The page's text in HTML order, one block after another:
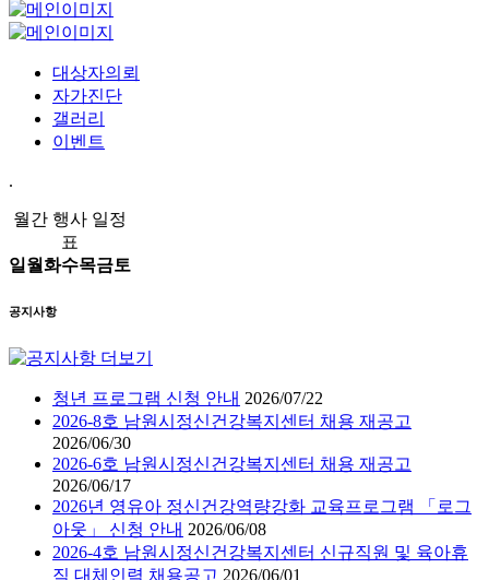
대상자의뢰
자가진단
갤러리
이벤트
.
월간 행사 일정
표
일 월화수목금토
공지사항
청년 프로그램 신청 안내 2026/07/22
2026-8호 남원시정신건강복지센터 채용 재공고
2026/06/30
2026-6호 남원시정신건강복지센터 채용 재공고
2026/06/17
2026년 영유아 정신건강역량강화 교육프로그램 「로그
아웃」 신청 안내 2026/06/08
2026-4호 남원시정신건강복지센터 신규직원 및 육아휴
직 대체인력 채용공고 2026/06/01